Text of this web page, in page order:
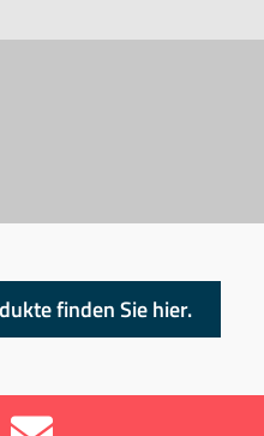
finden Sie hier.